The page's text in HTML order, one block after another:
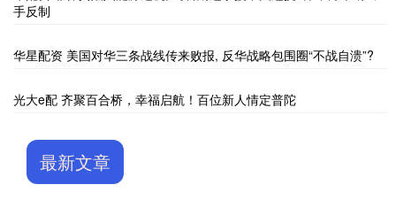
手反制
华星配资 美国对华三条战线传来败报, 反华战略包围圈“不战自溃”?
光大e配 齐聚百合桥，幸福启航！百位新人情定普陀
最新文章